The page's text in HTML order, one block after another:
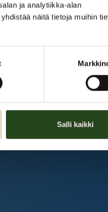
ja analytiikka-alan
näitä tietoja muihin
Salli kaikki